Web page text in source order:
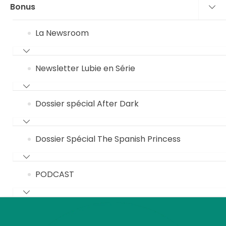
Bonus
La Newsroom
Newsletter Lubie en Série
Dossier spécial After Dark
Dossier Spécial The Spanish Princess
PODCAST